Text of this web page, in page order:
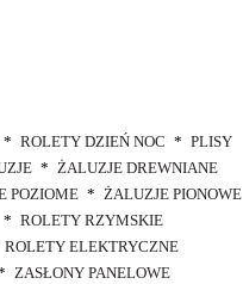
ROLETY DZIEŃ NOC
PLISY
ŻALUZJE DREWNIANE
POZIOME
ŻALUZJE PIONOWE
ROLETY RZYMSKIE
ROLETY ELEKTRYCZNE
ZASŁONY PANELOWE